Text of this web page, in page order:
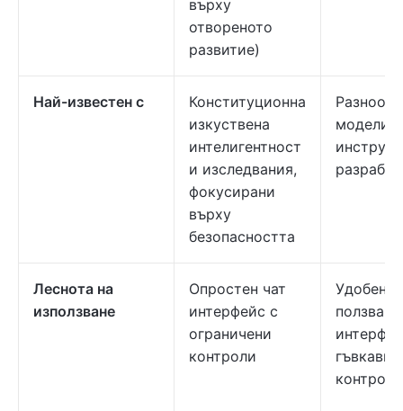
върху
отвореното
развитие)
Най-известен с
Конституционна
изкуствена
интелигентност
и изследвания,
фокусирани
върху
безопасността
модели и
Леснота на
използване
Опростен чат
интерфейс с
ограничени
контроли
Удобен
ползване
гъвкави
контроли